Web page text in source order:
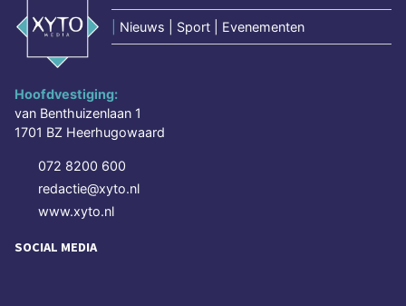
Nieuws | Sport | Evenementen
Hoofdvestiging:
van Benthuizenlaan 1
1701 BZ Heerhugowaard
072 8200 600
redactie@xyto.nl
www.xyto.nl
SOCIAL MEDIA